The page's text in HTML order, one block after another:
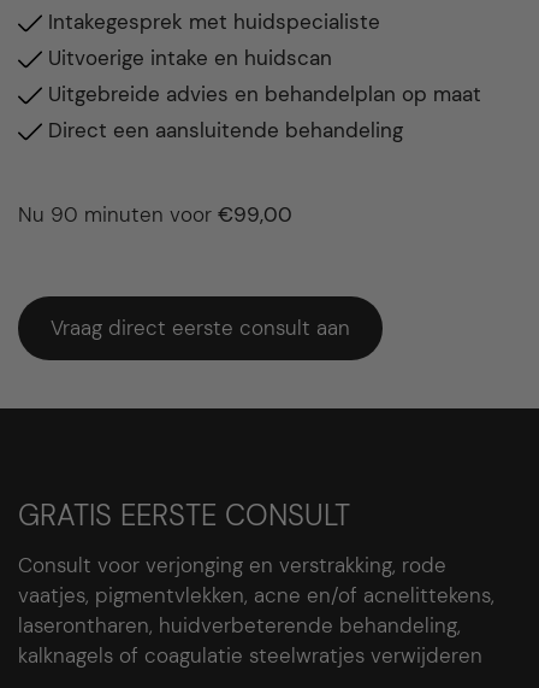
Intakegesprek met huidspecialiste
Uitvoerige intake en huidscan
Uitgebreide advies en behandelplan op maat
Direct een aansluitende behandeling
Nu 90 minuten voor €99,00
Vraag direct eerste consult aan
GRATIS EERSTE CONSULT
Consult voor verjonging en verstrakking, rode
vaatjes, pigmentvlekken, acne en/of acnelittekens,
laserontharen, huidverbeterende behandeling,
kalknagels of coagulatie steelwratjes verwijderen